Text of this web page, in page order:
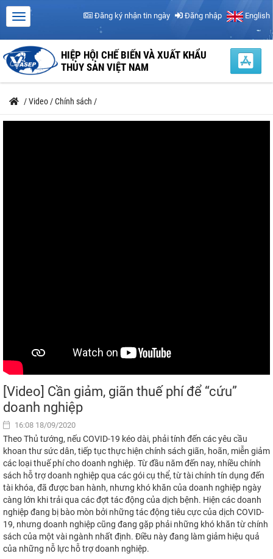
Đăng ký nhận tin ngày Đăng nhập English
HIỆP HỘI CHẾ BIẾN VÀ XUẤT KHẨU
THỦY SẢN VIỆT NAM
/Video /Chính sách /
[Video] Cần giảm, giãn thuế phí để “cứu”
doanh nghiệp
16:08 18/09/2020
Theo Thủ tướng, nếu COVID-19 kéo dài, phải tính đến các yêu cầu
khoan thư sức dân, tiếp tục thực hiện chính sách giãn, hoãn, miễn giảm
các loại thuế phí cho doanh nghiệp. Từ đầu năm đến nay, nhiều chính
sách hỗ trợ doanh nghiệp qua các gói cụ thể, từ tài chính tín dụng đến
tài khóa, đã được ban hành, nhưng khó khăn của doanh nghiệp ngày
càng lớn khi trải qua các đợt tác động của dịch bệnh. Hiện các doanh
nghiệp đang bị bào mòn bởi những tác động tiêu cực của dịch COVID-
19, nhưng doanh nghiệp cũng đang gặp phải những khó khăn từ chính
sách của một vài ngành nhất định. Điều này đang làm giảm hiệu quả
của những nỗ lực hỗ trợ doanh nghiệp.